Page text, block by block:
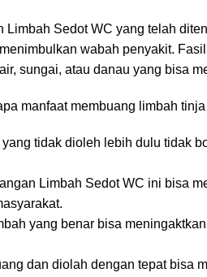
Sedot WC yang telah
wabah penyakit.
sungai, atau danau yang bisa
manfaat membuang limbah
tidak dioleh lebih dulu tidak
Limbah Sedot WC ini bisa
yang benar bisa
dan diolah dengan tepat bisa